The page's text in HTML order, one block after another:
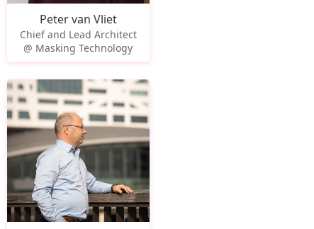
Peter van Vliet
Chief and Lead Architect
@ Masking Technology